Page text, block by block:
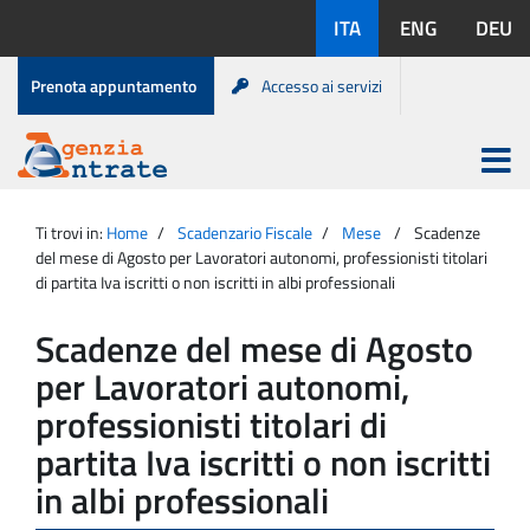
contenuto
disponibili:
ITA ENG DEU
Menu
di
servizio
Prenota appuntamento Accesso ai servizi
Agenzia
Entrate
Apri
menu
principale
Ti trovi in: Home Scadenzario Fiscale Mese
Scadenze
del mese di Agosto per Lavoratori autonomi, professionisti titolari
di partita Iva iscritti o non iscritti in albi professionali
Scadenze del mese di Agosto
per Lavoratori autonomi,
professionisti titolari di
partita Iva iscritti o non iscritti
in albi professionali